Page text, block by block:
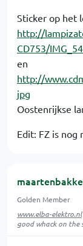
Sticker op het
http://
CD753/
en
http://
jpg
Oostenrijkse
Edit: FZ is nog
Golden Member
www.elba-elektro.nl
good whack on the